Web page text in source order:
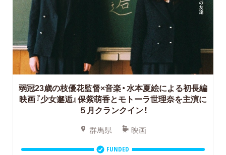
弱冠23歳の枝優花監督×音楽・水本夏絵による初長編
映画『少女邂逅』保紫萌香とモトーラ世理奈を主演に
５月クランクイン！
群馬県 映画
FUNDED